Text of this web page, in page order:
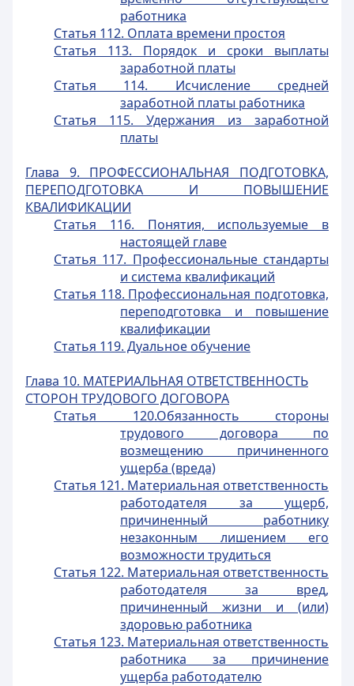
работника
Статья 112. Оплата времени простоя
Статья 113. Порядок и сроки выплаты
заработной платы
Статья 114. Исчисление средней
заработной платы работника
Статья 115. Удержания из заработной
платы
Глава 9. ПРОФЕССИОНАЛЬНАЯ ПОДГОТОВКА,
ПЕРЕПОДГОТОВКА И ПОВЫШЕНИЕ
КВАЛИФИКАЦИИ
Статья 116. Понятия, используемые в
настоящей главе
Статья 117. Профессиональные стандарты
и система квалификаций
Статья 118. Профессиональная подготовка,
переподготовка и повышение
квалификации
Статья 119. Дуальное обучение
Глава 10. МАТЕРИАЛЬНАЯ ОТВЕТСТВЕННОСТЬ
СТОРОН ТРУДОВОГО ДОГОВОРА
Статья 120.Обязанность стороны
трудового договора по
возмещению причиненного
ущерба (вреда)
Статья 121. Материальная ответственность
работодателя за ущерб,
причиненный работнику
незаконным лишением его
возможности трудиться
Статья 122. Материальная ответственность
работодателя за вред,
причиненный жизни и (или)
здоровью работника
Статья 123. Материальная ответственность
работника за причинение
ущерба работодателю